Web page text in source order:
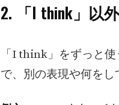
2. 「I think」以
「I think」をずっと
で、別の表現や何をし